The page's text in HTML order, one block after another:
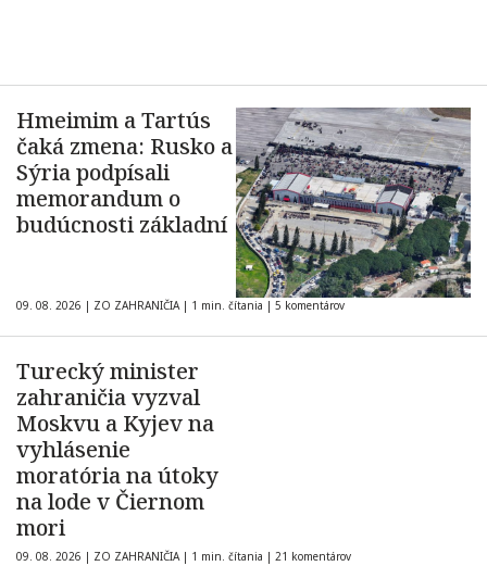
Hmeimim a Tartús
čaká zmena: Rusko a
Sýria podpísali
memorandum o
budúcnosti základní
09. 08. 2026 | ZO ZAHRANIČIA | 1 min. čítania | 5 komentárov
Turecký minister
zahraničia vyzval
Moskvu a Kyjev na
vyhlásenie
moratória na útoky
na lode v Čiernom
mori
09. 08. 2026 | ZO ZAHRANIČIA | 1 min. čítania | 21 komentárov